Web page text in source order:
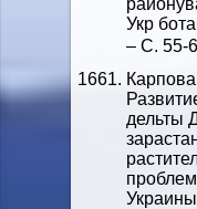
Укр
– С. 55-
дельты